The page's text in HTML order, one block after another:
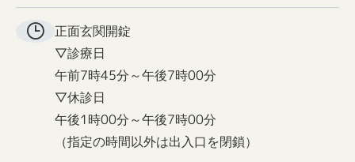
正面玄関開錠
▽診療日
午前7時45分～午後7時00分
▽休診日
午後1時00分～午後7時00分
（指定の時間以外は出入口を閉鎖）